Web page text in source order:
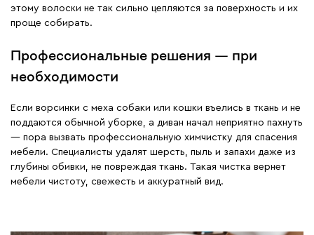
этому волоски не так сильно цепляются за поверхность и их
проще собирать.
Профессиональные решения — при
необходимости
Если ворсинки с меха собаки или кошки въелись в ткань и не
поддаются обычной уборке, а диван начал неприятно пахнуть
— пора вызвать профессиональную химчистку для спасения
мебели. Специалисты удалят шерсть, пыль и запахи даже из
глубины обивки, не повреждая ткань. Такая чистка вернет
мебели чистоту, свежесть и аккуратный вид.